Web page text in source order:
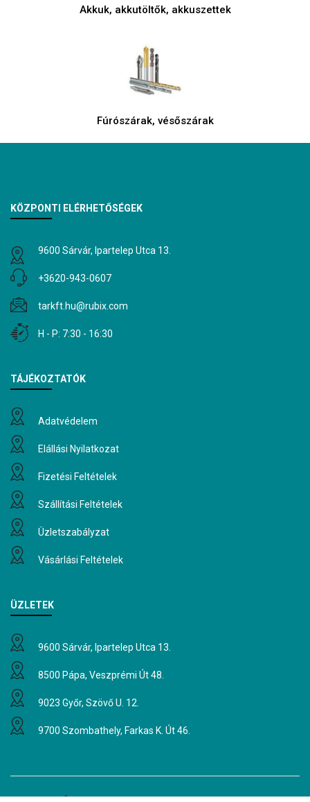
Akkuk, akkutöltők, akkuszettek
Fúrószárak, vésőszárak
KÖZPONTI ELÉRHETŐSÉGEK
9600 Sárvár, Ipartelep Utca 13.
+3620-943-0607
tarkft.hu@rubix.com
H - P: 7:30 - 16:30
TÁJÉKOZTATÓK
Adatvédelem
Elállási Nyilatkozat
Fizetési Feltételek
Szállítási Feltételek
Üzletszabályzat
Vásárlási Feltételek
ÜZLETEK
9600 Sárvár, Ipartelep Utca 13.
8500 Pápa, Veszprémi Út 48.
9023 Győr, Szövő U. 12.
9700 Szombathely, Farkas K. Út 46.